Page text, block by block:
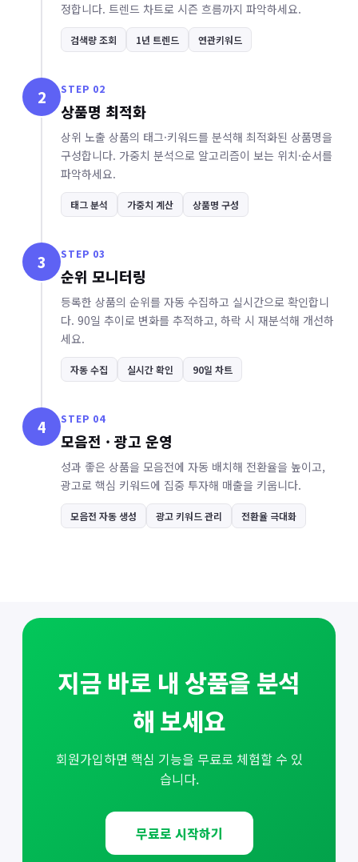
정합니다. 트렌드 차트로 시즌 흐름까지 파악하세요.
검색량 조회 1년 트렌드 연관키워드
2 STEP 02
상품명 최적화
상위 노출 상품의 태그·키워드를 분석해 최적화된 상품명을
구성합니다. 가중치 분석으로 알고리즘이 보는 위치·순서를
파악하세요.
태그 분석 가중치 계산 상품명 구성
3 STEP 03
순위 모니터링
등록한 상품의 순위를 자동 수집하고 실시간으로 확인합니
다. 90일 추이로 변화를 추적하고, 하락 시 재분석해 개선하
세요.
자동 수집 실시간 확인 90일 차트
4 STEP 04
모음전 · 광고 운영
성과 좋은 상품을 모음전에 자동 배치해 전환율을 높이고,
광고로 핵심 키워드에 집중 투자해 매출을 키웁니다.
모음전 자동 생성 광고 키워드 관리 전환율 극대화
지금 바로 내 상품을 분석
해 보세요
회원가입하면 핵심 기능을 무료로 체험할 수 있
습니다.
무료로 시작하기